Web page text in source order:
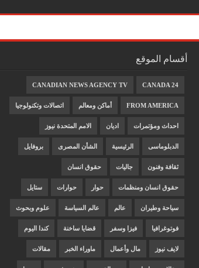
أقسام الموقع
CANADA 24
CANADIAN NEWS AGENCY TV
FROM AMERICA أماكن ومعالم اتصالات وتكنولوجيا
احداث ومؤتمرات اديان الامم المتحدة نيوز
الدبلوماسى الرئيسية الشأن المصرى بروفايل
ثقافة وفنون جاليات حقوق انسان
حقوق انسان ومنظمات حوار حوارات ستايل
سياحة وطيران عالم عالم السياسة علوم وبحوث
فوتوغرافيا فيزا وسفر قضايا ساخنة كندا اليوم
لايف نيوز مال وأعمال ماوراء الخبر مقالات